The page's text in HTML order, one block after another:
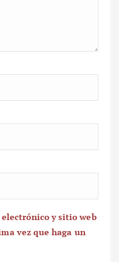
y sitio web
vez que haga un